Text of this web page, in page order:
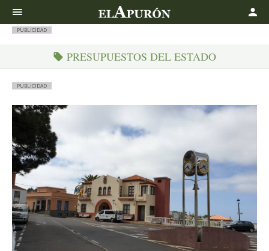
PUBLICIDAD
PRESUPUESTOS DEL ESTADO
PUBLICIDAD